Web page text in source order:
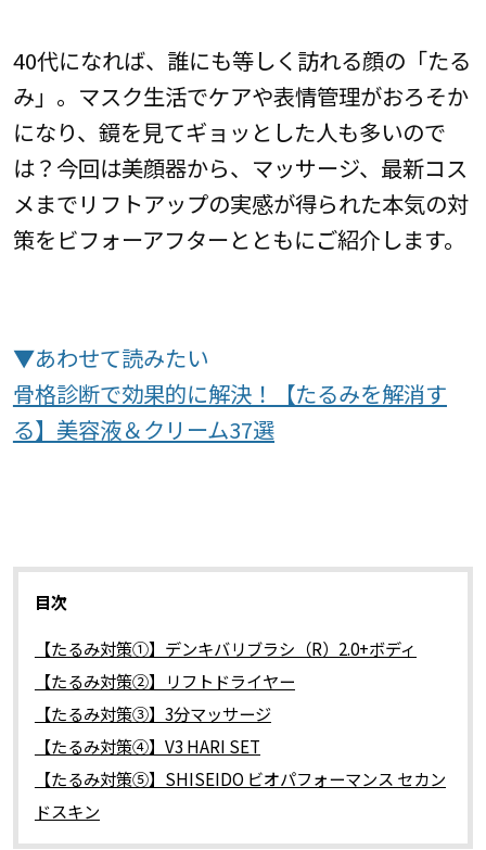
40代になれば、誰にも等しく訪れる顔の「たる
み」。マスク生活でケアや表情管理がおろそか
になり、鏡を見てギョッとした人も多いので
は？今回は美顔器から、マッサージ、最新コス
メまでリフトアップの実感が得られた本気の対
策をビフォーアフターとともにご紹介します。
▼あわせて読みたい
骨格診断で効果的に解決！【たるみを解消す
る】美容液＆クリーム37選
目次
【たるみ対策①】デンキバリブラシ（R）2.0+ボディ
【たるみ対策②】リフトドライヤー
【たるみ対策③】3分マッサージ
【たるみ対策④】V3 HARI SET
【たるみ対策⑤】SHISEIDO ビオパフォーマンス セカン
ドスキン